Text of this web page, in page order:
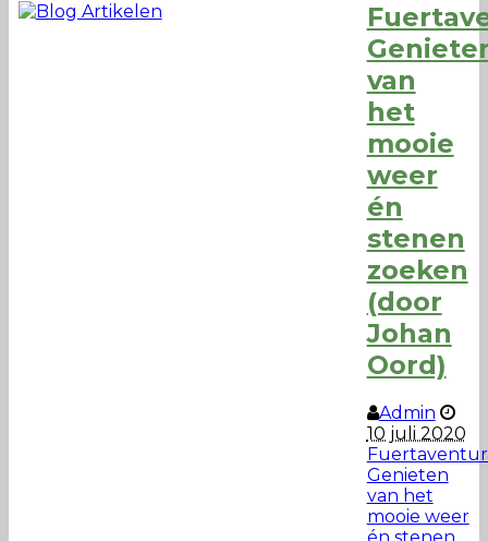
van
het
mooie
weer
én
stenen
zoeken
(door
Johan
Oord)
Admin
10 juli 2020
Genieten
van het
mooie weer